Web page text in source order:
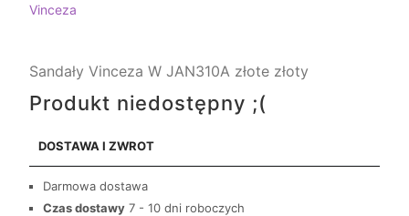
Vinceza
Sandały Vinceza W JAN310A złote złoty
Produkt niedostępny ;(
DOSTAWA I ZWROT
Darmowa dostawa
Czas dostawy 7 - 10 dni roboczych